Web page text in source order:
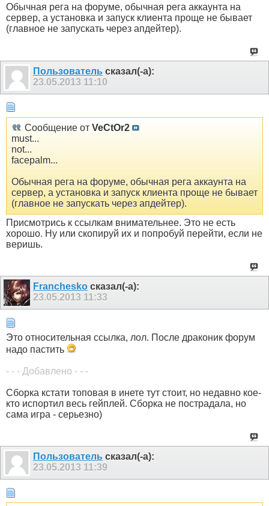
Обычная рега на форуме, обычная рега аккаунта на
сервер, а установка и запуск клиента проще не бывает
(главное не запускать через апдейтер).
Пользователь сказал(-а):
23.05.2013 11:10
Сообщение от VeCtOr2
must...
not...
facepalm...
Обычная рега на форуме, обычная рега аккаунта на
сервер, а установка и запуск клиента проще не бывает
(главное не запускать через апдейтер).
Присмотрись к ссылкам внимательнее. Это не есть
хорошо. Ну или скопируй их и попробуй перейти, если не
веришь.
Franchesko сказал(-а):
23.05.2013 11:33
Это относительная ссылка, лол. После драконик форум
надо пастить
- - - Добавлено - - -
Сборка кстати топовая в инете тут стоит, но недавно кое-
кто испортил весь гейплей. Сборка не пострадала, но
сама игра - серьезно)
Пользователь сказал(-а):
23.05.2013 11:39